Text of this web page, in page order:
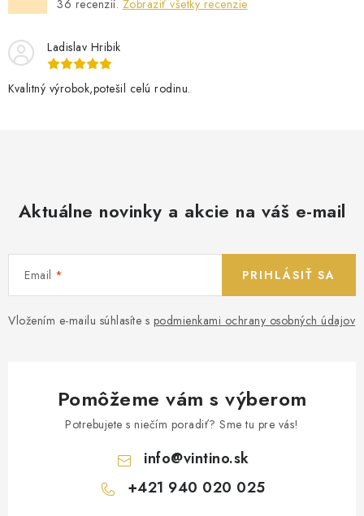
36 recenzií. Zobraziť všetky recenzie
Ladislav Hribik
Kvalitný výrobok,potešil celú rodinu.
Aktuálne novinky a akcie na váš e-mail
Email
Vložením e-mailu súhlasíte s podmienkami ochrany osobných údajov
PRIHLÁSIŤ SA
Pomôžeme vám s výberom
Potrebujete s niečím poradiť? Sme tu pre vás!
info@vintino.sk
+421 940 020 025